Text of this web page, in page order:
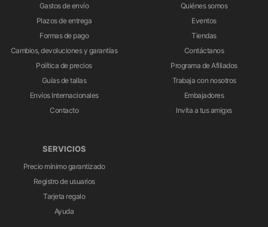
Gastos de envío
Plazos de entrega
Formas de pago
Cambios, devoluciones y garantías
Política de precios
Guías de tallas
Envíos Internacionales
Contacto
Quiénes somos
Eventos
Tiendas
Contáctanos
Programa de Afiliados
Trabaja con nosotros
Embajadores
Invita a tus amigxs
SERVICIOS
Precio mínimo garantizado
Registro de usuarios
Tarjeta regalo
Ayuda